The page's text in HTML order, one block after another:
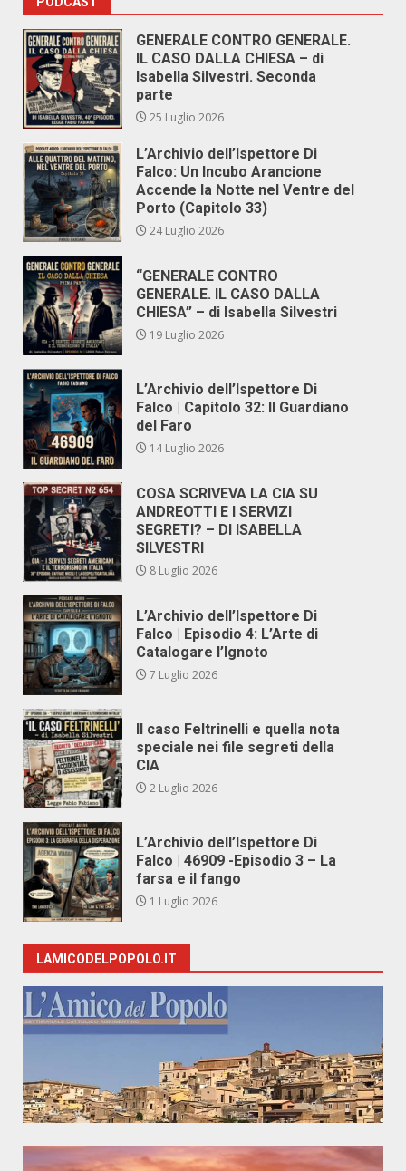
GENERALE CONTRO GENERALE.
IL CASO DALLA CHIESA – di
Isabella Silvestri. Seconda
parte
25 Luglio 2026
L’Archivio dell’Ispettore Di
Falco: Un Incubo Arancione
Accende la Notte nel Ventre del
Porto (Capitolo 33)
24 Luglio 2026
“GENERALE CONTRO
GENERALE. IL CASO DALLA
CHIESA” – di Isabella Silvestri
19 Luglio 2026
L’Archivio dell’Ispettore Di
Falco | Capitolo 32: Il Guardiano
del Faro
14 Luglio 2026
COSA SCRIVEVA LA CIA SU
ANDREOTTI E I SERVIZI
SEGRETI? – DI ISABELLA
SILVESTRI
8 Luglio 2026
L’Archivio dell’Ispettore Di
Falco | Episodio 4: L’Arte di
Catalogare l’Ignoto
7 Luglio 2026
Il caso Feltrinelli e quella nota
speciale nei file segreti della
CIA
2 Luglio 2026
L’Archivio dell’Ispettore Di
Falco | 46909 -Episodio 3 – La
farsa e il fango
1 Luglio 2026
LAMICODELPOPOLO.IT